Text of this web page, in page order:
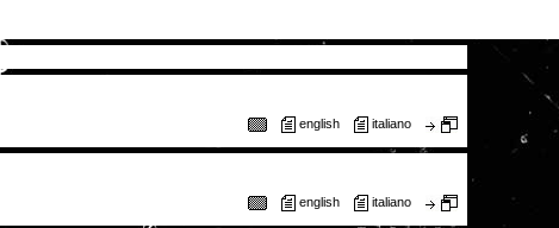
english
italiano
english
italiano